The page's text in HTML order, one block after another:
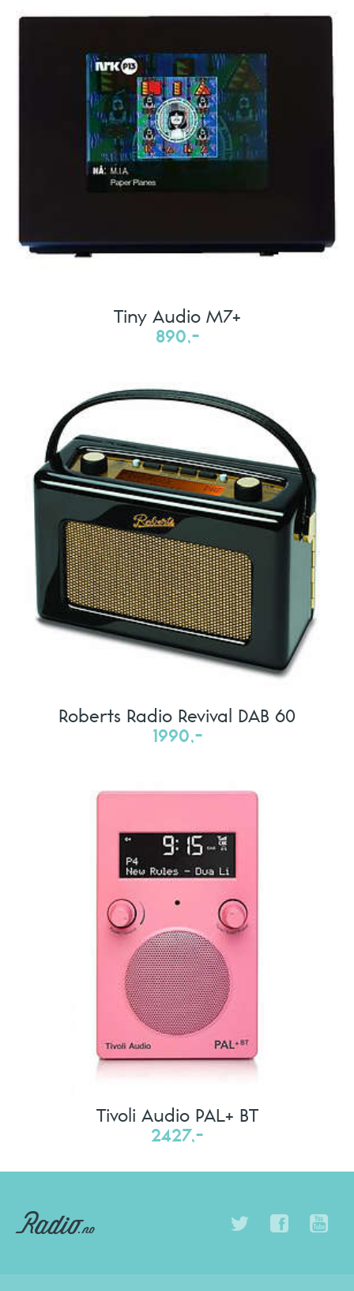
Tiny Audio M7+
890,-
Roberts Radio Revival DAB 60
1990,-
Tivoli Audio PAL+ BT
2427,-